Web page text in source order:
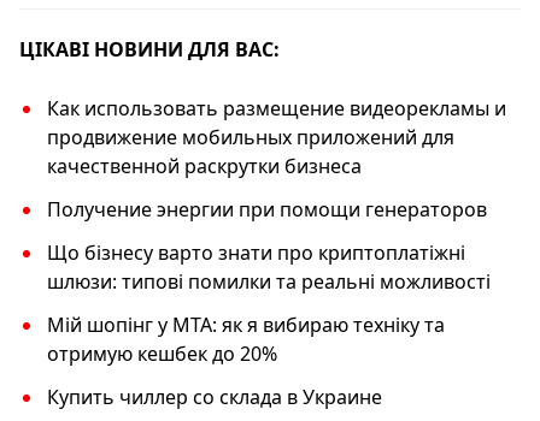
k
ЦІКАВІ НОВИНИ ДЛЯ ВАС:
Как использовать размещение видеорекламы и
продвижение мобильных приложений для
качественной раскрутки бизнеса
Получение энергии при помощи генераторов
Що бізнесу варто знати про криптоплатіжні
шлюзи: типові помилки та реальні можливості
Мій шопінг у МТА: як я вибираю техніку та
отримую кешбек до 20%
Купить чиллер со склада в Украине